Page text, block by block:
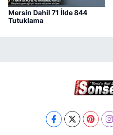
Mersin Dahil 71 İlde 844
Tutuklama